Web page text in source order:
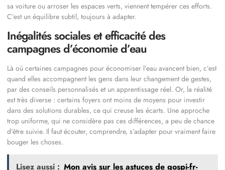
sa voiture ou arroser les espaces verts, viennent tempérer ces efforts.
C’est un équilibre subtil, toujours à adapter.
Inégalités sociales et efficacité des
campagnes d’économie d’eau
Là où certaines campagnes pour économiser l’eau avancent bien, c’est
quand elles accompagnent les gens dans leur changement de gestes,
par des conseils personnalisés et un apprentissage réel. Or, la réalité
est très diverse : certains foyers ont moins de moyens pour investir
dans des solutions durables, ce qui creuse les écarts. Une approche
trop uniforme, qui ne considère pas ces différences, a peu de chance
d’être suivie. Il faut écouter, comprendre, s’adapter pour vraiment faire
bouger les choses.
Lisez aussi : Mon avis sur les astuces de gospi-fr-